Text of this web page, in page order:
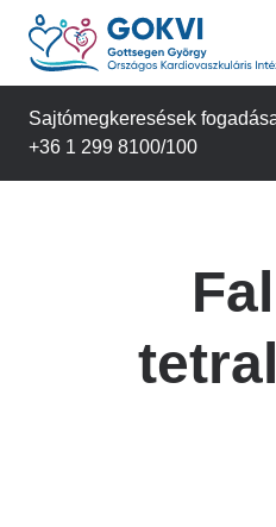
Ugrás
tartalomra
Sajtómegkeresések
+36 1 299 8100/100